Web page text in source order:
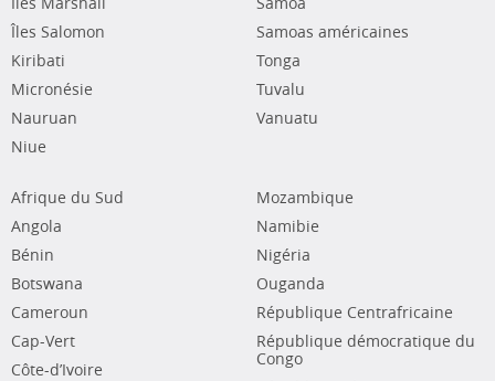
Îles Salomon
Kiribati
Micronésie
Nauruan
Niue
Samoas américaines
Tonga
Tuvalu
Vanuatu
Afrique du Sud
Angola
Bénin
Botswana
Cameroun
Cap-Vert
Côte-d’Ivoire
Mozambique
Namibie
Nigéria
Ouganda
République Centrafricaine
République démocratique du
Congo